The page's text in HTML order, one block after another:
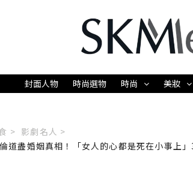
封面人物 時尚選物 時尚 美妝
> 影劇名人 >
道盡婚姻真相！「女人的心都是死在小事上